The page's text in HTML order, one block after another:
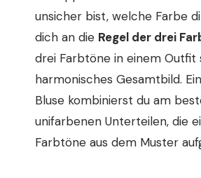
unsicher bist, welche Farbe
dich an die Regel der drei
drei Farbtöne in einem Outfit
harmonisches Gesamtbild.
Bluse kombinierst du am
unifarbenen Unterteilen, die
Farbtöne aus dem Muster